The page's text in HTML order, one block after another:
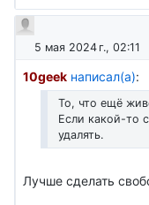
5 мая 2024 г., 02:11
10geek написал(а):
То, что ещё
Если какой-то
удалять.
Лучше сделать